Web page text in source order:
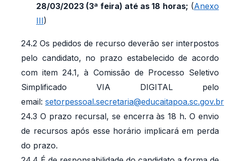
28/03/2023 (3ª feira) até as 18 horas; (Anexo
III)
24.2 Os pedidos de recurso deverão ser interpostos
pelo candidato, no prazo estabelecido de acordo
com item 24.1, à Comissão de Processo Seletivo
Simplificado VIA DIGITAL pelo
email: setorpessoal.secretaria@educaitapoa.sc.gov.br
24.3 O prazo recursal, se encerra às 18 h. O envio
de recursos após esse horário implicará em perda
do prazo.